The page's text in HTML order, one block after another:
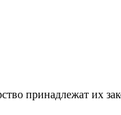
принадлежат их